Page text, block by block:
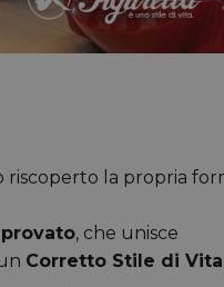
riscoperto la propria
, che unisce
Corretto Stile di